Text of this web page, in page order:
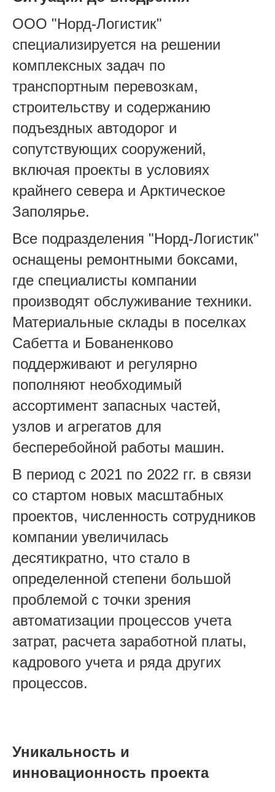
ООО "Норд-Логистик"
специализируется на решении
комплексных задач по
транспортным перевозкам,
строительству и содержанию
подъездных автодорог и
сопутствующих сооружений,
включая проекты в условиях
крайнего севера и Арктическое
Заполярье.
Все подразделения "Норд-Логистик"
оснащены ремонтными боксами,
где специалисты компании
производят обслуживание техники.
Материальные склады в поселках
Сабетта и Бованенково
поддерживают и регулярно
пополняют необходимый
ассортимент запасных частей,
узлов и агрегатов для
бесперебойной работы машин.
В период с 2021 по 2022 гг. в связи
со стартом новых масштабных
проектов, численность сотрудников
компании увеличилась
десятикратно, что стало в
определенной степени большой
проблемой с точки зрения
автоматизации процессов учета
затрат, расчета заработной платы,
кадрового учета и ряда других
процессов.
Уникальность и
инновационность проекта